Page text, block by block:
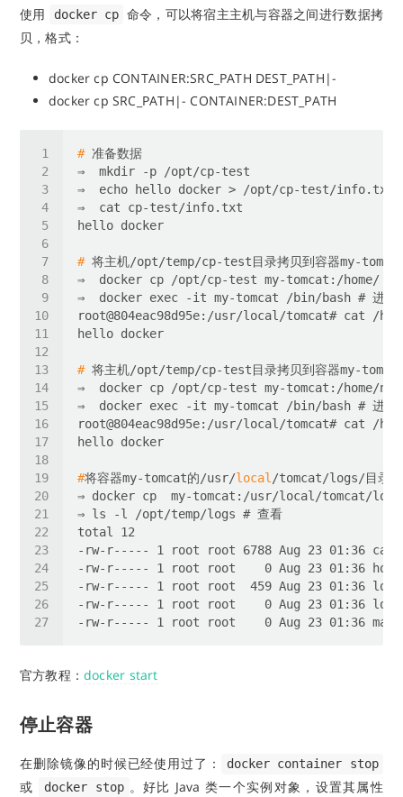
使用 docker cp 命令，可以将宿主主机与容器之间进行数据拷
贝，格式：
docker cp CONTAINER:SRC_PATH DEST_PATH|-
docker cp SRC_PATH|- CONTAINER:DEST_PATH
# 准备数据
# 将主机/opt/temp/cp-test目录拷贝到容器my-tomcat
# 将主机/opt/temp/cp-test目录拷贝到容器my-
#将容器my-tomcat的/usr/local /tomcat/logs/目录拷
官方教程：docker start
停止容器
在删除镜像的时候已经使用过了： docker container stop
或 docker stop 。好比 Java 类一个实例对象，设置其属性